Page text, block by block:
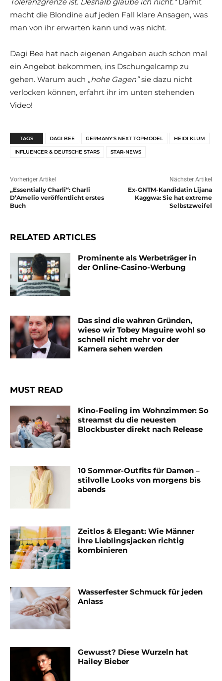
macht die Blondine auf jeden Fall klare Ansagen, was
man von ihr erwarten kann und was nicht.
Dagi Bee hat nach eigenen Angaben auch schon mal
ein Angebot bekommen, ins Dschungelcamp zu
gehen. Warum auch „hohe Gagen”sie dazu nicht
verlocken können, erfahrt ihr im unten stehenden
Video!
TAGS DAGI BEE GERMANY'S NEXT TOPMODEL HEIDI KLUM
INFLUENCER & DEUTSCHE STARS STAR-NEWS
Vorheriger Artikel
„Essentially Charli“: Charli
D’Amelio veröffentlicht erstes
Buch
Nächster Artikel
Ex-GNTM-Kandidatin Lijana
Kaggwa: Sie hat extreme
Selbstzweifel
RELATED ARTICLES
Prominente als Werbeträger in
der Online-Casino-Werbung
Das sind die wahren Gründen,
wieso wir Tobey Maguire wohl so
schnell nicht mehr vor der
Kamera sehen werden
MUST READ
Kino-Feeling im Wohnzimmer: So
streamst du die neuesten
Blockbuster direkt nach Release
10 Sommer-Outfits für Damen –
stilvolle Looks von morgens bis
abends
Zeitlos & Elegant: Wie Männer
ihre Lieblingsjacken richtig
kombinieren
Wasserfester Schmuck für jeden
Anlass
Gewusst? Diese Wurzeln hat
Hailey Bieber